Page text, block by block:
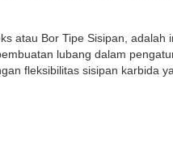
atau Bor Tipe Sisipan, adalah
lubang dalam
fleksibilitas sisipan karbida